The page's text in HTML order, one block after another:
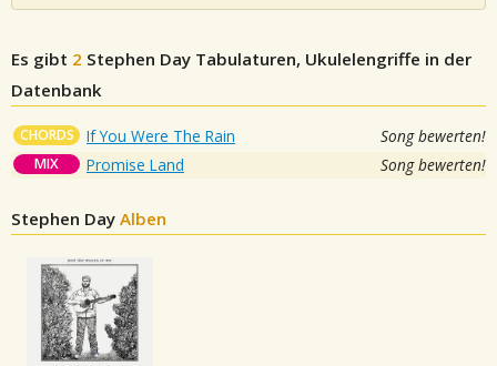
Es gibt 2 Stephen Day Tabulaturen, Ukulelengriffe in der
Datenbank
CHORDS If You Were The Rain Song bewerten!
MIX Promise Land Song bewerten!
Stephen Day Alben